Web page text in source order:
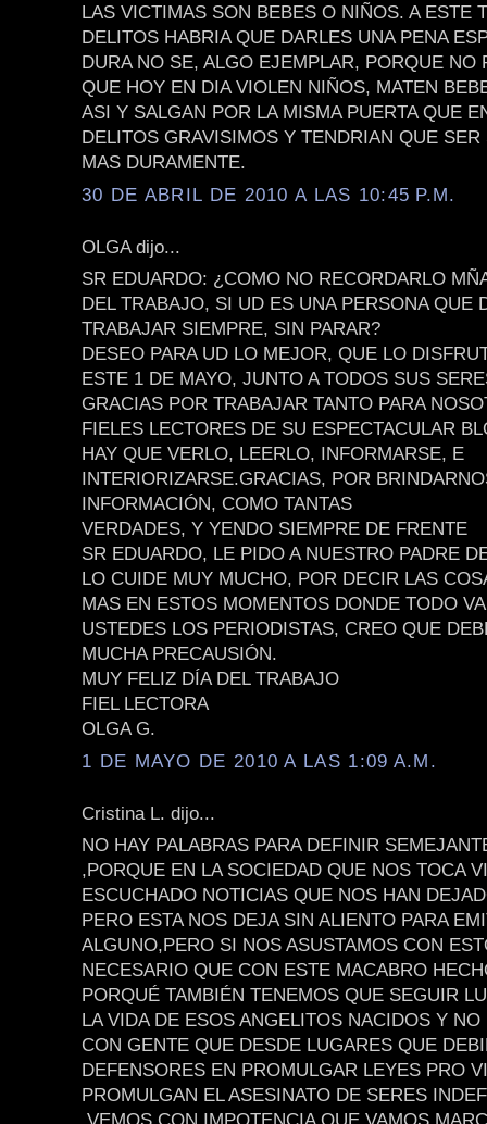
LAS VICTIMAS SON BEBES O NIÑOS. A ESTE
DELITOS HABRIA QUE DARLES UNA PENA
DURA NO SE, ALGO EJEMPLAR, PORQUE NO
QUE HOY EN DIA VIOLEN NIÑOS, MATEN
ASI Y SALGAN POR LA MISMA PUERTA QUE
DELITOS GRAVISIMOS Y TENDRIAN QUE
MAS DURAMENTE.
30 DE ABRIL DE 2010 A LAS 10:45 P.M.
OLGA dijo...
SR EDUARDO: ¿COMO NO RECORDARLO
DEL TRABAJO, SI UD ES UNA PERSONA QUE
TRABAJAR SIEMPRE, SIN PARAR?
DESEO PARA UD LO MEJOR, QUE LO
ESTE 1 DE MAYO, JUNTO A TODOS SUS
GRACIAS POR TRABAJAR TANTO PARA
FIELES LECTORES DE SU ESPECTACULAR
HAY QUE VERLO, LEERLO, INFORMARSE, E
INTERIORIZARSE.GRACIAS, POR
INFORMACIÓN, COMO TANTAS
VERDADES, Y YENDO SIEMPRE DE FRENTE
SR EDUARDO, LE PIDO A NUESTRO PADRE
LO CUIDE MUY MUCHO, POR DECIR LAS
MAS EN ESTOS MOMENTOS DONDE TODO
USTEDES LOS PERIODISTAS, CREO QUE
MUCHA PRECAUSIÓN.
MUY FELIZ DÍA DEL TRABAJO
FIEL LECTORA
OLGA G.
1 DE MAYO DE 2010 A LAS 1:09 A.M.
Cristina L. dijo...
NO HAY PALABRAS PARA DEFINIR
,PORQUE EN LA SOCIEDAD QUE NOS TOCA
ESCUCHADO NOTICIAS QUE NOS HAN
PERO ESTA NOS DEJA SIN ALIENTO PARA
ALGUNO,PERO SI NOS ASUSTAMOS CON
NECESARIO QUE CON ESTE MACABRO
PORQUÉ TAMBIÉN TENEMOS QUE SEGUIR
LA VIDA DE ESOS ANGELITOS NACIDOS Y
CON GENTE QUE DESDE LUGARES QUE
DEFENSORES EN PROMULGAR LEYES PRO
PROMULGAN EL ASESINATO DE SERES